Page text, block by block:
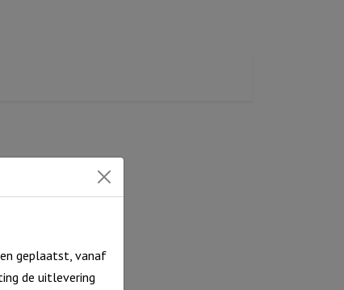
geplaatst, vanaf
de uitlevering